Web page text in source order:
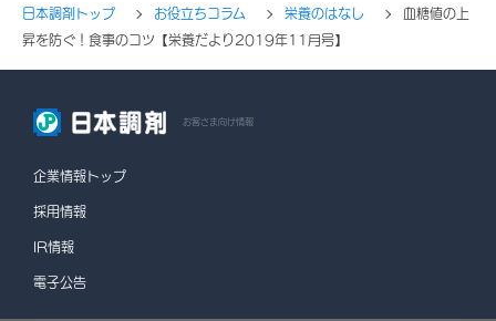
日本調剤トップ お役立ちコラム 栄養のはなし
血糖値の上
昇を防ぐ！食事のコツ【栄養だより2019年11月号】
お客さま向け情報
企業情報トップ
採用情報
IR情報
電子公告